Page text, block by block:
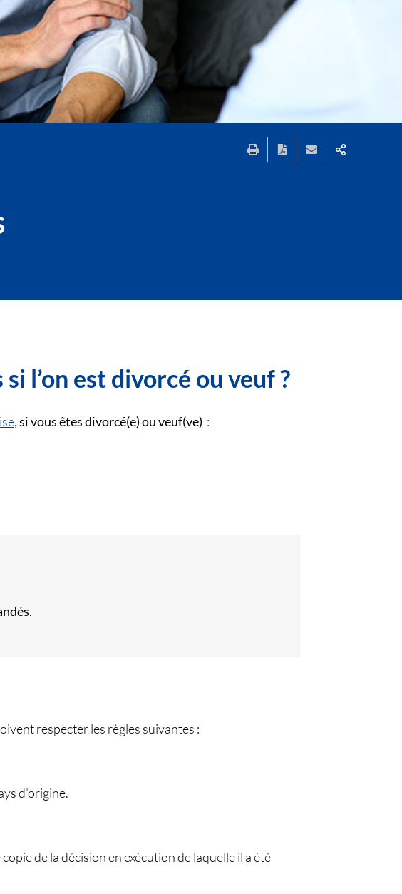
l’on est divorcé ou veuf ?
,si vous êtes divorcé(e) ou veuf(ve) :
.
respecter les règles suivantes :
d’origine.
de la décision en exécution de laquelle il a été